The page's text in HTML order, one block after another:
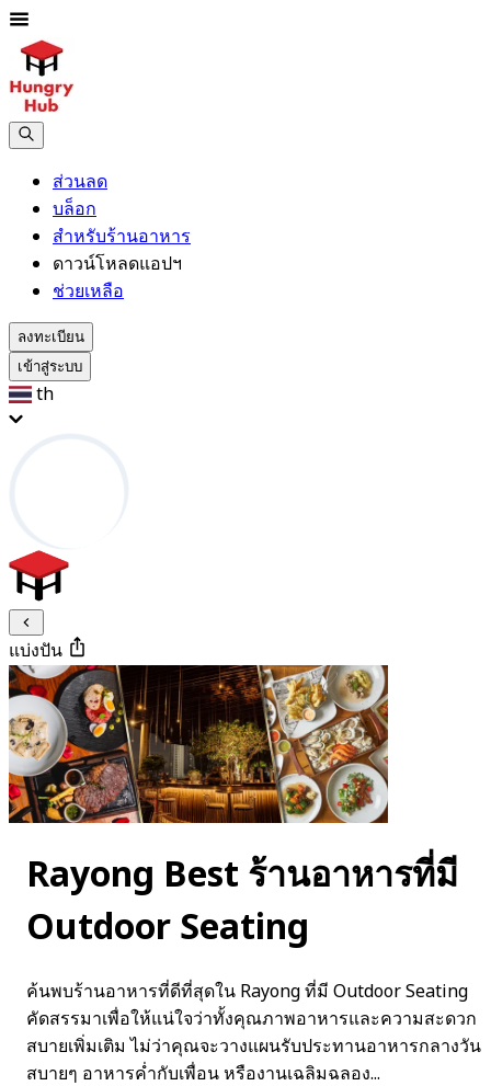
ส่วนลด
บล็อก
สำหรับร้านอาหาร
ดาวน์โหลดแอปฯ
ช่วยเหลือ
ลงทะเบียน
เข้าสู่ระบบ
th
แบ่งปัน
Rayong Best ร้านอาหารที่มี
Outdoor Seating
ค้นพบร้านอาหารที่ดีที่สุดใน Rayong ที่มี Outdoor Seating
คัดสรรมาเพื่อให้แน่ใจว่าทั้งคุณภาพอาหารและความสะดวก
สบายเพิ่มเติม ไม่ว่าคุณจะวางแผนรับประทานอาหารกลางวัน
สบายๆ อาหารค่ำกับเพื่อน หรืองานเฉลิมฉลอง...